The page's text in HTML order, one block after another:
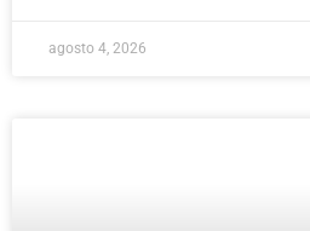
agosto 4, 2026